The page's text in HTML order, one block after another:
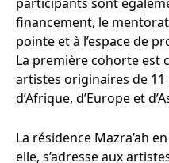
participants sont
financement, le mentorat
pointe et à l’espace de
La première cohorte est
artistes originaires de
d’Afrique, d’Europe et
La résidence Mazra’ah
elle, s’adresse aux